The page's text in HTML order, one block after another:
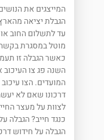
המייצגים את
הגבלת יציאה
עד לתשלום החוב
מוטל במסגרת
כאשר הגבלה זו
השנה פג צו
המועדים. הצו
דרכונו שאם לא
לצוות על מעצר
כנגד חייב? הגבלה
הגבלה על חידוש